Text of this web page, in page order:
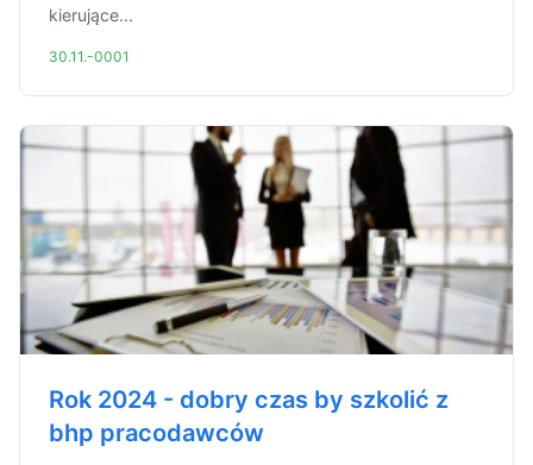
kierujące...
30.11.-0001
Rok 2024 - dobry czas by szkolić z
bhp pracodawców